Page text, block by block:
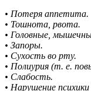
• Потеря аппетита.
• Тошнота, рвота.
• Головные,
• Запоры.
• Сухость во рту.
• Полиурия (т. е.
• Слабость.
• Нарушение